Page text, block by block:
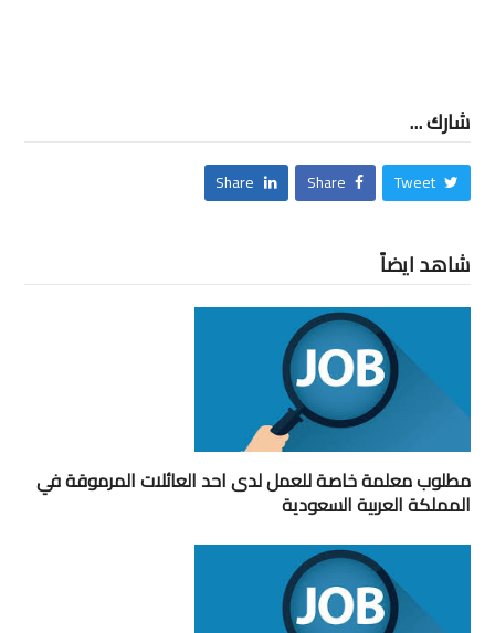
شارك ...
Tweet
Share
Share
شاهد ايضاً
مطلوب معلمة خاصة للعمل لدى احد العائلات المرموقة في
المملكة العربية السعودية